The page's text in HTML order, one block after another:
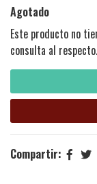
Agotado
Este producto no
consulta al respecto.
Compartir: